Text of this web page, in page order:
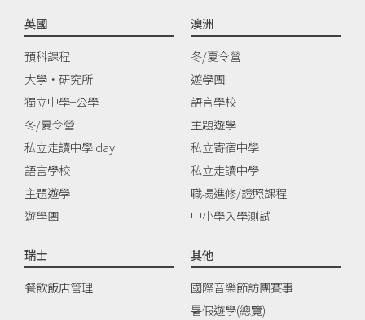
英國
預科課程
大學‧研究所
獨立中學+公學
冬/夏令營
私立走讀中學 day
語言學校
主題遊學
遊學團
澳洲
冬/夏令營
遊學團
語言學校
主題遊學
私立寄宿中學
私立走讀中學
職場進修/證照課程
中小學入學測試
瑞士
餐飲飯店管理
其他
國際音樂節訪團賽事
暑假遊學(總覽)